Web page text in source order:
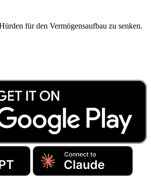
für den Vermögensaufbau zu senken.